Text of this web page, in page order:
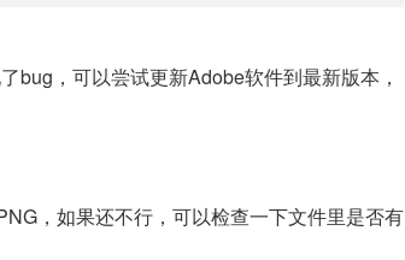
bug，可以尝试更新Adobe软件到最新版本，
，如果还不行，可以检查一下文件里是否有